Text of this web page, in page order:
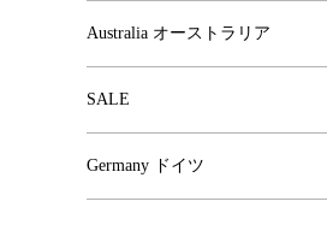
Australia オーストラリア
SALE
Germany ドイツ